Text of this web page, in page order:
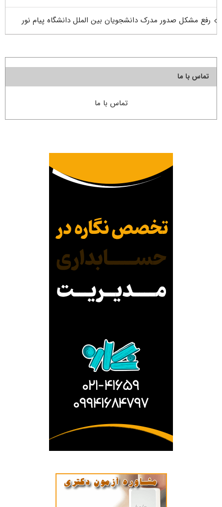
رفع مشکل صدور مدرک دانشجویان بین الملل دانشگاه پیام نور
تماس با ما
تماس با ما